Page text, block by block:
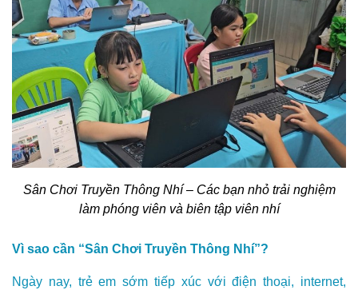
Sân Chơi Truyền Thông Nhí – Các bạn nhỏ trải nghiệm
làm phóng viên và biên tập viên nhí
Vì sao cần “Sân Chơi Truyền Thông Nhí”?
Ngày nay, trẻ em sớm tiếp xúc với điện thoại, internet,